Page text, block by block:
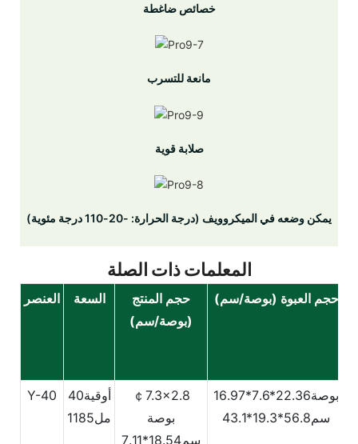
خصائص ضاغطة
مانعة للتسرب
صلابة قوية
يمكن وضعه في الميكروويف (درجة الحرارة: -20-110 درجة مئوية)
المعلمات ذات الصلة
العنصر السعة
حجم المنتج
(بوصة/سم)
حجم العبوة (بوصة/سم)
Y-40
أوقية40
مل1185
￠7.3x2.8
بوصة
سم18.54*7.11
بوصة22.36*7.6*16.97
سم56.8*19.3*43.1